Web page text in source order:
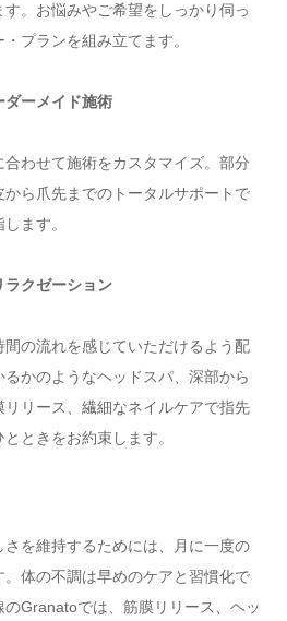
。お悩みやご希望をしっかり伺っ
プランを組み立てます。
ダーメイド施術
わせて施術をカスタマイズ。部分
ら爪先までのトータルサポートで
ます。
ラクゼーション
の流れを感じていただけるよう配
かのようなヘッドスパ、深部から
リース、繊細なネイルケアで指先
ときをお約束します。
を維持するためには、月に一度の
体の不調は早めのケアと習慣化で
Granatoでは、筋膜リリース、ヘッ